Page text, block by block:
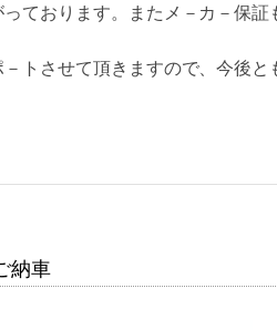
ております。またメ－カ－保
トさせて頂きますので、今後
納車